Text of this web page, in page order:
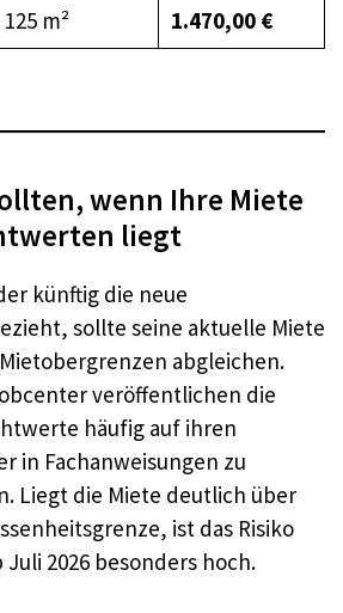
125 m² 1.470,00 €
wenn Ihre Miete
liegt
künftig die neue
sollte seine aktuelle Miete
abgleichen.
veröffentlichen die
häufig auf ihren
in Fachanweisungen zu
Liegt die Miete deutlich über
ist das Risiko
2026 besonders hoch.